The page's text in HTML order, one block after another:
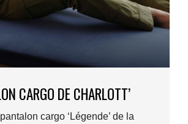
CARGO DE CHARLOTT’
cargo ‘Légende’ de la